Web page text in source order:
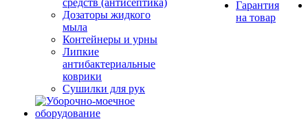
средств (антисептика)
Дозаторы жидкого
мыла
Контейнеры и урны
Липкие
антибактериальные
коврики
Сушилки для рук
Гарантия
на товар